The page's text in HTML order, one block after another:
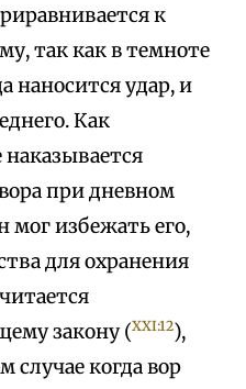
к
так как в темноте
наносится удар, и
Как
при дневном
мог избежать его,
для охранения
закону (XXI:12),
случае когда вор